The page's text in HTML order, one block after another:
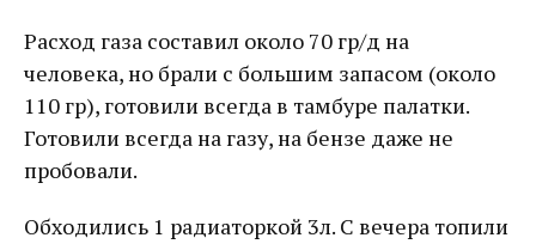
Расход газа составил около 70 гр/д на
человека, но брали с большим запасом (около
110 гр), готовили всегда в тамбуре палатки.
Готовили всегда на газу, на бензе даже не
пробовали.
Обходились 1 радиаторкой 3л. С вечера топили